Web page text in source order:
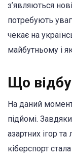
з’являються нові
потребують
чекає на
майбутньому і
Що
На даний
підйомі.
азартних ігор
кіберспорт